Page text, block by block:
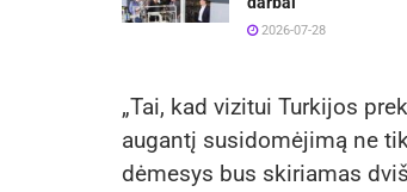
2026-07-28
„Tai, kad vizitui Turkijos
augantį susidomėjimą ne
dėmesys bus skiriamas